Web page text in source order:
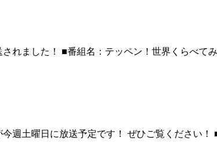
れました！ ■番組名：テッペン！世界くらべて
週土曜日に放送予定です！ ぜひご覧ください